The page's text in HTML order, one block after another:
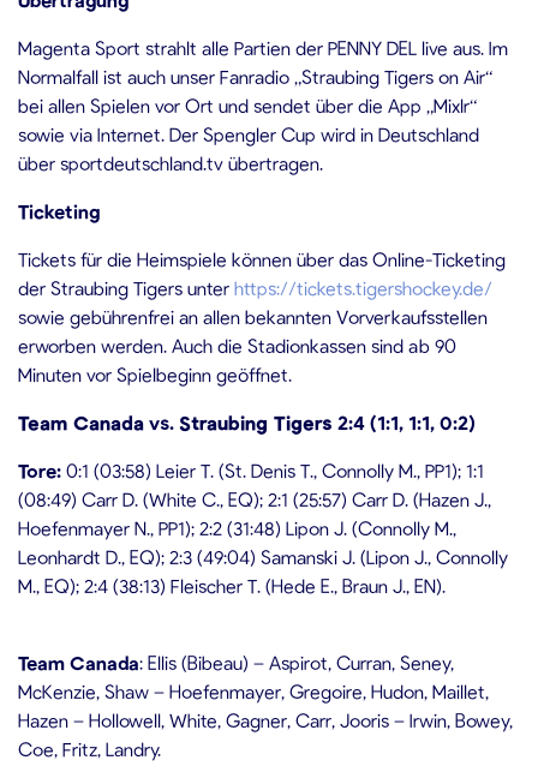
Magenta Sport strahlt alle Partien der PENNY DEL live aus. Im
Normalfall ist auch unser Fanradio „Straubing Tigers on Air“
bei allen Spielen vor Ort und sendet über die App „Mixlr“
sowie via Internet. Der Spengler Cup wird in Deutschland
über sportdeutschland.tv übertragen.
Ticketing
Tickets für die Heimspiele können über das Online-Ticketing
der Straubing Tigers unter https://tickets.tigershockey.de/
sowie gebührenfrei an allen bekannten Vorverkaufsstellen
erworben werden. Auch die Stadionkassen sind ab 90
Minuten vor Spielbeginn geöffnet.
Team Canada vs. Straubing Tigers 2:4 (1:1, 1:1, 0:2)
Tore: 0:1 (03:58) Leier T. (St. Denis T., Connolly M., PP1); 1:1
(08:49) Carr D. (White C., EQ); 2:1 (25:57) Carr D. (Hazen J.,
Hoefenmayer N., PP1); 2:2 (31:48) Lipon J. (Connolly M.,
Leonhardt D., EQ); 2:3 (49:04) Samanski J. (Lipon J., Connolly
M., EQ); 2:4 (38:13) Fleischer T. (Hede E., Braun J., EN).
Team Canada: Ellis (Bibeau) – Aspirot, Curran, Seney,
McKenzie, Shaw – Hoefenmayer, Gregoire, Hudon, Maillet,
Hazen – Hollowell, White, Gagner, Carr, Jooris – Irwin, Bowey,
Coe, Fritz, Landry.